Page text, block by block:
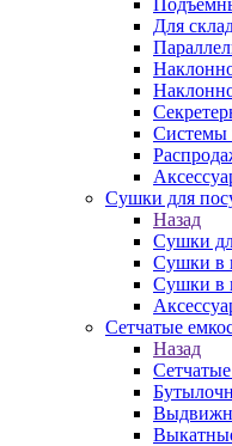
Для
Системы
Сушки для
Назад
Сушки
Сушки в
Сушки в
Сетчатые
Назад